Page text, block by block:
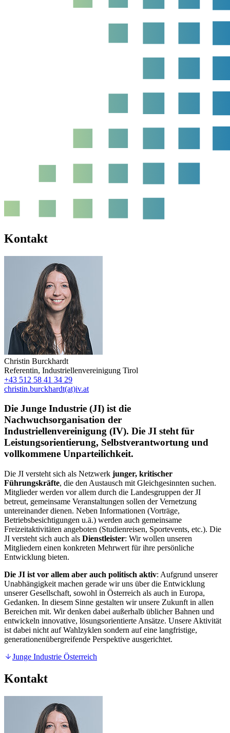
Kontakt
Christin Burckhardt
Referentin, Industriellenvereinigung Tirol
+43 512 58 41 34 29
christin.burckhardt(at)iv.at
Die Junge Industrie (JI) ist die
Nachwuchsorganisation der
Industriellenvereinigung (IV). Die JI steht für
Leistungsorientierung, Selbstverantwortung und
vollkommene Unparteilichkeit.
Die JI versteht sich als Netzwerk junger, kritischer
Führungskräfte, die den Austausch mit Gleichgesinnten suchen.
Mitglieder werden vor allem durch die Landesgruppen der JI
betreut, gemeinsame Veranstaltungen sollen der Vernetzung
untereinander dienen. Neben Informationen (Vorträge,
Betriebsbesichtigungen u.ä.) werden auch gemeinsame
Freizeitaktivitäten angeboten (Studienreisen, Sportevents, etc.). Die
JI versteht sich auch als Dienstleister: Wir wollen unseren
Mitgliedern einen konkreten Mehrwert für ihre persönliche
Entwicklung bieten.
Die JI ist vor allem aber auch politisch aktiv: Aufgrund unserer
Unabhängigkeit machen gerade wir uns über die Entwicklung
unserer Gesellschaft, sowohl in Österreich als auch in Europa,
Gedanken. In diesem Sinne gestalten wir unsere Zukunft in allen
Bereichen mit. Wir denken dabei außerhalb üblicher Bahnen und
entwickeln innovative, lösungsorientierte Ansätze. Unsere Aktivität
ist dabei nicht auf Wahlzyklen sondern auf eine langfristige,
generationenübergreifende Perspektive ausgerichtet.
Junge Industrie Österreich
Kontakt